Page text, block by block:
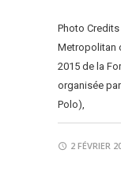
Photo
Metropolitan
2015 de la
organisée
Polo),
2 FÉVRIER